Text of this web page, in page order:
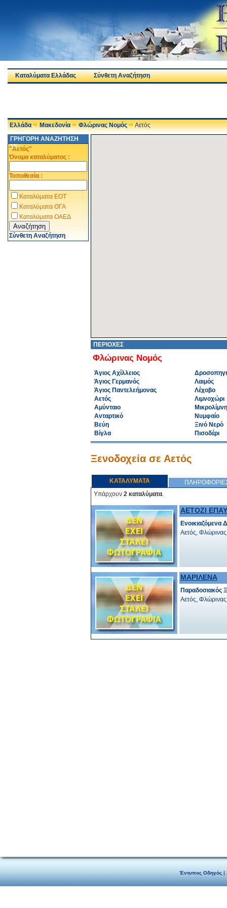
Καταλύματα Ελλάδας Σύνθετη Αναζήτηση
Ελλάδα Μακεδονία Φλώρινας Νομός
Αετός
ΓΡΗΓΟΡΗ ΑΝΑΖΗΤΗΣΗ
ΣΕ:
"Αετός"
Όνομα καταλύματος :
Τοποθεσία :
Καταλύματα ΕΟΤ
Καταλύματα ΟΓΑ
Καταλύματα ΟΑΕΔ
Σύνθετη Αναζήτηση
ΠΕΡΙΟΧΕΣ
Φλώρινας Νομός
Άγιος Αχίλλειος
Άγιος Γερμανός
Άγιος Παντελεήμονας
Αετός
Αμύνταιο
Ανταρτικό
Βεύη
Βίγλα
Λαιμός
Λέχοβο
Λιμνοχώρι
Μικρολίμνη
Νυμφαίο
Ξινό Νερό
Πισοδέρι
Ξενοδοχεία σε Αετός
ΚΑΤΑΛΥΜΑΤΑ
Υπάρχουν 2 καταλύματα.
ΑΕΤΟΖΙ
Ενοικιαζόμενα
Αετός, Φλώρινας
ΜΑΡΙΛΕΝΑ
Παραδοσιακός
Αετός, Φλώρινας
Έντυπος Οδηγός|